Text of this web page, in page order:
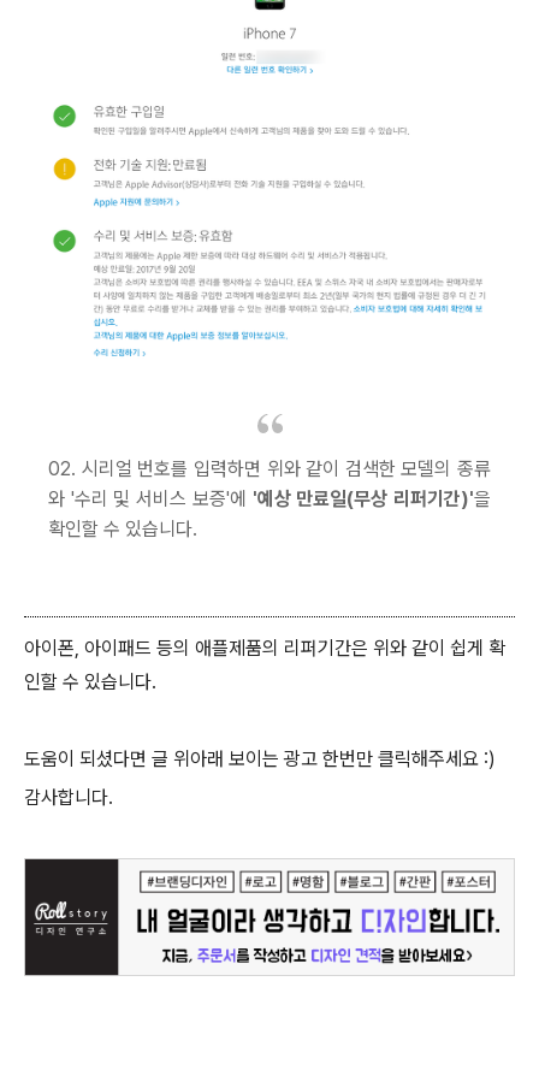
02. 시리얼 번호를 입력하면 위와 같이 검색한 모델의 종류
와 '수리 및 서비스 보증'에 '예상 만료일(무상 리퍼기간)'을
확인할 수 있습니다.
아이폰, 아이패드 등의 애플제품의 리퍼기간은 위와 같이 쉽게 확
인할 수 있습니다.
도움이 되셨다면 글 위아래 보이는 광고 한번만 클릭해주세요 :)
감사합니다.